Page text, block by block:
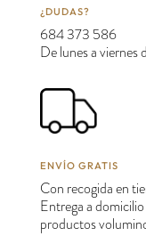
¿DUDAS?
684 373 586
De lunes a viernes
ENVÍO GRATIS
Con recogida en
Entrega a
productos